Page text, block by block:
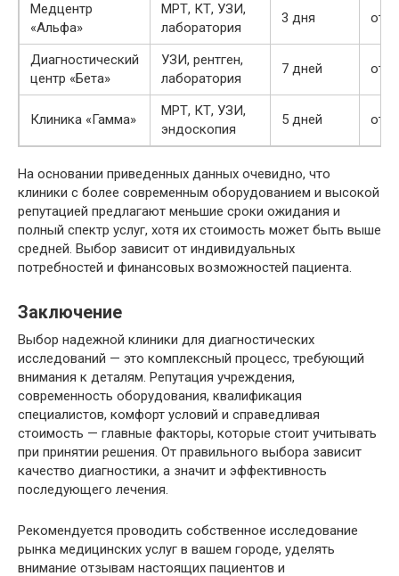
Медцентр
«Альфа»
МРТ, КТ, УЗИ,
лаборатория
3 дня от
Диагностический
центр «Бета»
УЗИ, рентген,
лаборатория
7 дней от
Клиника «Гамма»
МРТ, КТ, УЗИ,
эндоскопия
5 дней от
На основании приведенных данных очевидно, что
клиники с более современным оборудованием и высокой
репутацией предлагают меньшие сроки ожидания и
полный спектр услуг, хотя их стоимость может быть выше
средней. Выбор зависит от индивидуальных
потребностей и финансовых возможностей пациента.
Заключение
Выбор надежной клиники для диагностических
исследований — это комплексный процесс, требующий
внимания к деталям. Репутация учреждения,
современность оборудования, квалификация
специалистов, комфорт условий и справедливая
стоимость — главные факторы, которые стоит учитывать
при принятии решения. От правильного выбора зависит
качество диагностики, а значит и эффективность
последующего лечения.
Рекомендуется проводить собственное исследование
рынка медицинских услуг в вашем городе, уделять
внимание отзывам настоящих пациентов и